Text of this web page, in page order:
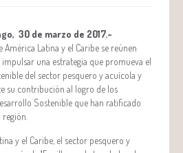
30 de marzo de 2017.-
América Latina y el Caribe se reúnen
impulsar una estrategia que promueva el
del sector pesquero y acuícola y
su contribución al logro de los
Sostenible que han ratificado
y el Caribe, el sector pesquero y